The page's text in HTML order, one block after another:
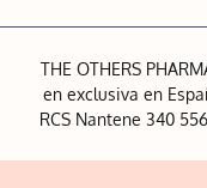
THE OTHERS
en exclusiva en
RCS Nantene 340